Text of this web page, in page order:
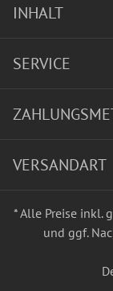
INHALT
SERVICE
VERSANDART
* Alle Preise inkl.
und ggf.